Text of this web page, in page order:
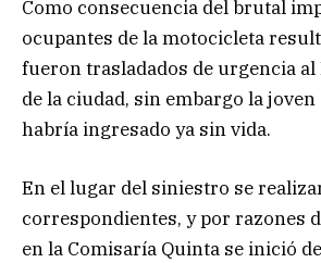
Como consecuencia del brutal
ocupantes de la motocicleta
fueron trasladados de urgencia
de la ciudad, sin embargo la joven
habría ingresado ya sin vida.
En el lugar del siniestro se
correspondientes, y por razones
en la Comisaría Quinta se inició